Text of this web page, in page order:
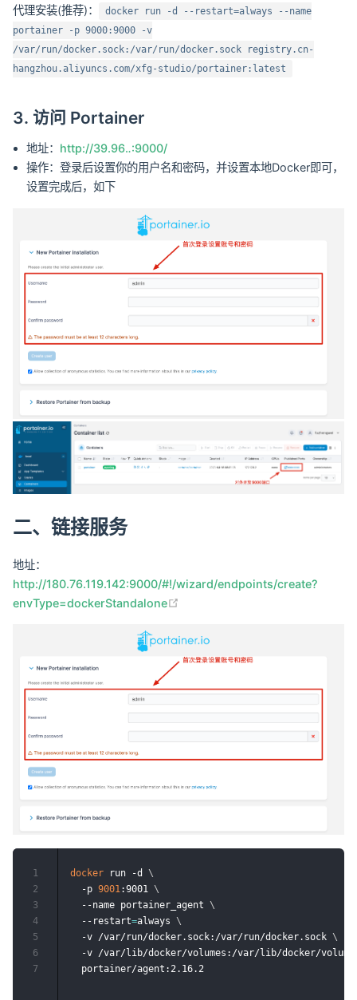
代理安装(推荐)：
docker run -d --restart=always --name
portainer -p 9000:9000 -v
/var/run/docker.sock:/var/run/docker.sock registry.cn-
hangzhou.aliyuncs.com/xfg-studio/portainer:latest
3. 访问 Portainer
地址： http://39.96..:9000/
操作：登录后设置你的用户名和密码，并设置本地Docker即可，
设置完成后，如下
二、链接服务
地址：
http://180.76.119.142:9000/#!/wizard/endpoints/create?
envType=dockerStandalone
docker run -d \
  -p
9001 :9001 \
  --name portainer_agent
\
  --restart
=always \
  -v /var/run/docker.sock:/var/run/docker.sock
\
-v /var/lib/docker/volumes:/var/lib/docker/
1
2
3
4
5
6
7